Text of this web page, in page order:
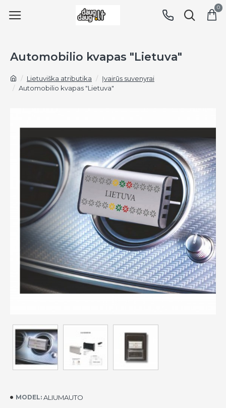
0
Lietuviška atributika
Įvairūs suvenyrai
Automobilio kvapas "Lietuva"
Automobilio kvapas "Lietuva"
MODEL: ALIUMAUTO